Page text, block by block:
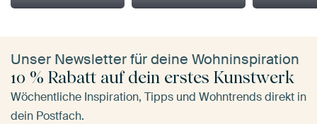
Unser Newsletter für deine Wohninspiration
10 % Rabatt auf dein erstes Kunstwerk
Wöchentliche Inspiration, Tipps und Wohntrends direkt in
dein Postfach.